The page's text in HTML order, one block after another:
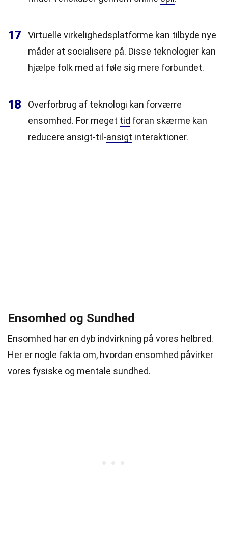
17
Virtuelle virkelighedsplatforme kan tilbyde nye
måder at socialisere på. Disse teknologier kan
hjælpe folk med at føle sig mere forbundet.
18
Overforbrug af teknologi kan forværre
ensomhed. For meget tid foran skærme kan
reducere ansigt-til-ansigt interaktioner.
Ensomhed og Sundhed
Ensomhed har en dyb indvirkning på vores helbred.
Her er nogle fakta om, hvordan ensomhed påvirker
vores fysiske og mentale sundhed.